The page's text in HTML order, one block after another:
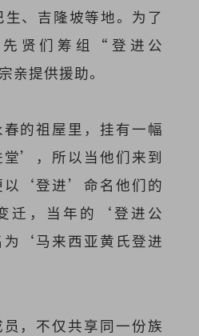
、吉隆坡等地。为了
贤们筹组“登进公
提供援助。
的祖屋里，挂有一幅
’，所以当他们来到
以‘登进’命名他们的
迁，当年的‘登进公
‘马来西亚黄氏登进
，不仅共享同一份族